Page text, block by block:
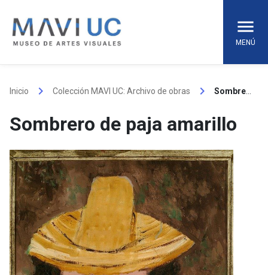
content
MENÚ
Inicio keyboard_arrow_right Colección MAVI UC: Archivo de obras keyboard_arrow_right
Sombrero de paja amarillo